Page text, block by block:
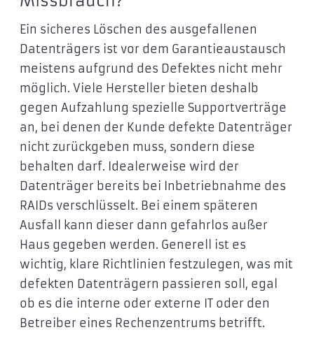
Ein sicheres Löschen des ausgefallenen
Datenträgers ist vor dem Garantieaustausch
meistens aufgrund des Defektes nicht mehr
möglich. Viele Hersteller bieten deshalb
gegen Aufzahlung spezielle Supportverträge
an, bei denen der Kunde defekte Datenträger
nicht zurückgeben muss, sondern diese
behalten darf. Idealerweise wird der
Datenträger bereits bei Inbetriebnahme des
RAIDs verschlüsselt. Bei einem späteren
Ausfall kann dieser dann gefahrlos außer
Haus gegeben werden. Generell ist es
wichtig, klare Richtlinien festzulegen, was mit
defekten Datenträgern passieren soll, egal
ob es die interne oder externe IT oder den
Betreiber eines Rechenzentrums betrifft.